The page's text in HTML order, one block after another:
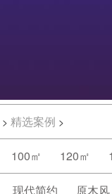
> 精选案例 >
100㎡ 120㎡
现代简约 原木风